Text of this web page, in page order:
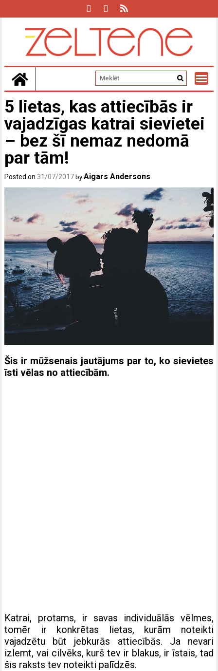
5 lietas, kas attiecībās ir
vajadzīgas katrai sievietei
– bez šī nemaz nedomā
par tām!
Posted on 31/07/2017 byAigars Andersons
Šis ir mūžsenais jautājums par to, ko sievietes
īsti vēlas no attiecībām.
Katrai, protams, ir savas individuālās vēlmes,
tomēr ir konkrētas lietas, kurām noteikti
vajadzētu būt jebkurās attiecībās. Ja nevari
izlemt, vai cilvēks, kurš tev ir blakus, ir īstais, tad
šis raksts tev noteikti palīdzēs.